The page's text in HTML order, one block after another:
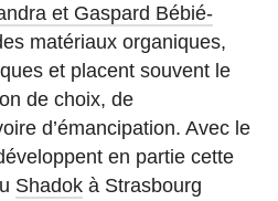
et Gaspard Bébié-
matériaux organiques,
et placent souvent le
de choix, de
d’émancipation. Avec le
en partie cette
Shadok à Strasbourg